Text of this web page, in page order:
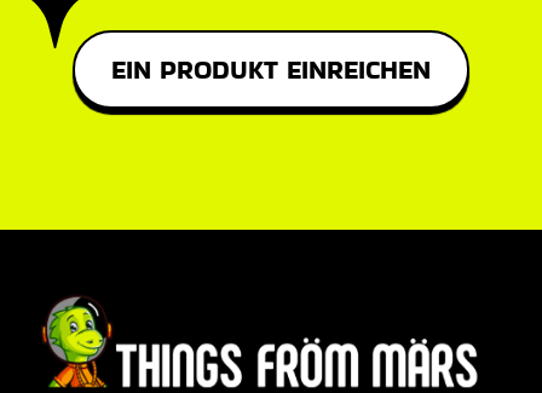
EIN PRODUKT EINREICHEN